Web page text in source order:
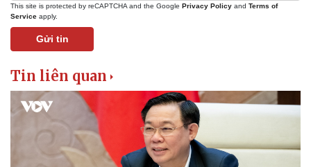
This site is protected by reCAPTCHA and the Google Privacy Policy and Terms of
Service apply.
Gửi tin
Tin liên quan